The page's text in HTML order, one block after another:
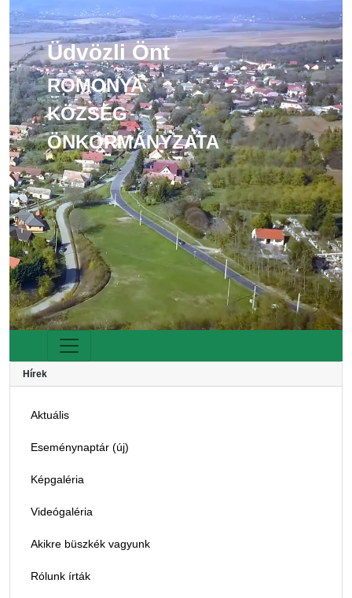
Üdvözli Önt
ROMONYA
KÖZSÉG
ÖNKORMÁNYZATA
Hírek
Aktuális
Eseménynaptár (új)
Képgaléria
Videógaléria
Akikre büszkék vagyunk
Rólunk írták